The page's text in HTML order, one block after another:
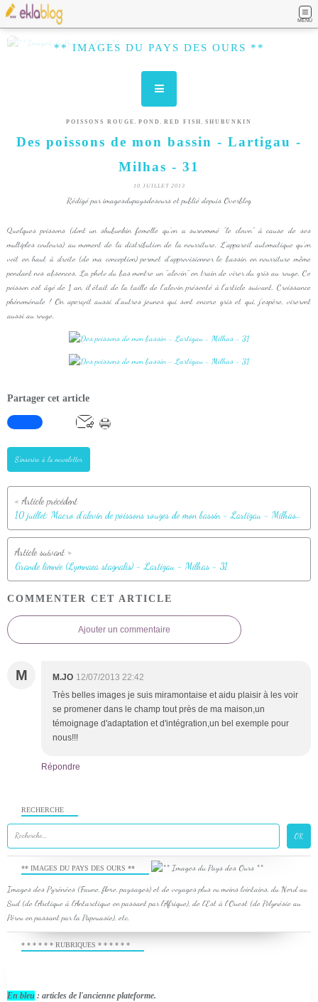
MENU
** IMAGES DU PAYS DES OURS **
POISSONS ROUGE , POND , RED FISH , SHUBUNKIN
Des poissons de mon bassin - Lartigau -
Milhas - 31
10 JUILLET 2013
Rédigé par imagesdupaysdesours et publié depuis Overblog
Quelques poissons (dont un shubunkin femelle qu'on a surnommé "le clown" à cause de ses
multiples couleurs) au moment de la distribution de la nourriture. L'appareil automatique qu'on
voit en haut à droite (de ma conception) permet d'approvisionner le bassin en nourriture même
pendant nos absences. La photo du bas montre un "alevin" en train de virer du gris au rouge. Ce
poisson est âgé de 1 an, il était de la taille de l'alevin présenté à l'article suivant. Croissance
phénoménale ! On aperçoit aussi d'autres jeunes qui sont encore gris et qui, j'espère, vireront
aussi au rouge.
Partager cet article
S'inscrire à la newsletter
10 juillet: Macro d'alevin de poissons rouges de mon bassin - Lartigau - Milhas - 31
Grande limnée (Lymnaea stagnalis) - Lartigau - Milhas - 31
COMMENTER CET ARTICLE
Ajouter un commentaire
M M.JO 12/07/2013 22:42
Très belles images je suis miramontaise et aidu plaisir à les voir
se promener dans le champ tout près de ma maison,un
témoignage d'adaptation et d'intégration,un bel exemple pour
nous!!!
Répondre
RECHERCHE
** IMAGES DU PAYS DES OURS **
Images des Pyrénées (Faune, flore, paysages) et de voyages plus ou moins lointains, du Nord au
Sud (de l'Arctique à l'Antarctique en passant par l'Afrique), de l'Est à l'Ouest (de Polynésie au
Pérou en passant par la Papouasie), etc.
* * * * * * RUBRIQUES * * * * * *
En bleu : articles de l'ancienne plateforme.